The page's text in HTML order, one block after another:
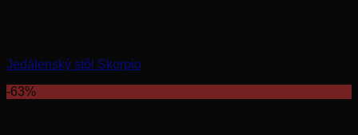
Jedálenský stôl Skorpio
-63%